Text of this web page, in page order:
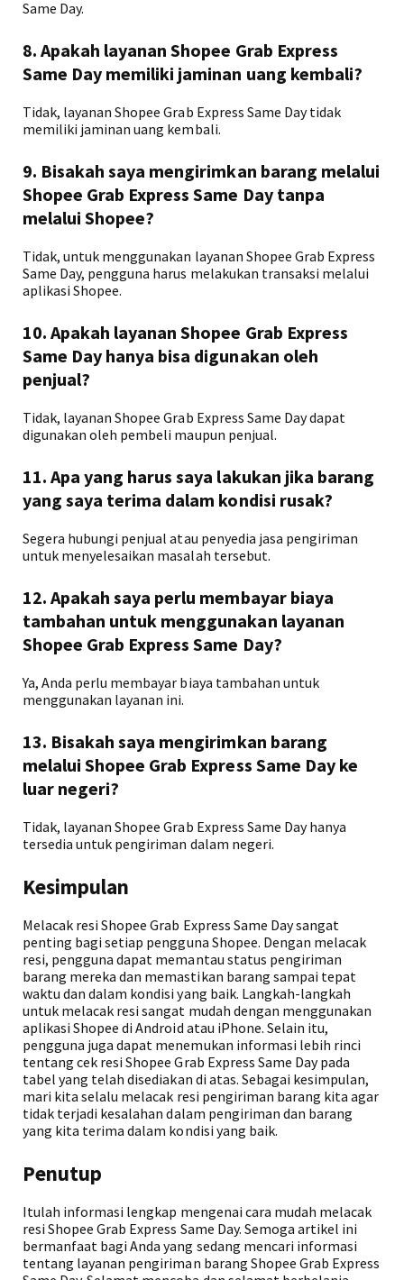
Same Day.
8. Apakah layanan Shopee Grab Express
Same Day memiliki jaminan uang kembali?
Tidak, layanan Shopee Grab Express Same Day tidak
memiliki jaminan uang kembali.
9. Bisakah saya mengirimkan barang melalui
Shopee Grab Express Same Day tanpa
melalui Shopee?
Tidak, untuk menggunakan layanan Shopee Grab Express
Same Day, pengguna harus melakukan transaksi melalui
aplikasi Shopee.
10. Apakah layanan Shopee Grab Express
Same Day hanya bisa digunakan oleh
penjual?
Tidak, layanan Shopee Grab Express Same Day dapat
digunakan oleh pembeli maupun penjual.
11. Apa yang harus saya lakukan jika barang
yang saya terima dalam kondisi rusak?
Segera hubungi penjual atau penyedia jasa pengiriman
untuk menyelesaikan masalah tersebut.
12. Apakah saya perlu membayar biaya
tambahan untuk menggunakan layanan
Shopee Grab Express Same Day?
Ya, Anda perlu membayar biaya tambahan untuk
menggunakan layanan ini.
13. Bisakah saya mengirimkan barang
melalui Shopee Grab Express Same Day ke
luar negeri?
Tidak, layanan Shopee Grab Express Same Day hanya
tersedia untuk pengiriman dalam negeri.
Kesimpulan
Melacak resi Shopee Grab Express Same Day sangat
penting bagi setiap pengguna Shopee. Dengan melacak
resi, pengguna dapat memantau status pengiriman
barang mereka dan memastikan barang sampai tepat
waktu dan dalam kondisi yang baik. Langkah-langkah
untuk melacak resi sangat mudah dengan menggunakan
aplikasi Shopee di Android atau iPhone. Selain itu,
pengguna juga dapat menemukan informasi lebih rinci
tentang cek resi Shopee Grab Express Same Day pada
tabel yang telah disediakan di atas. Sebagai kesimpulan,
mari kita selalu melacak resi pengiriman barang kita agar
tidak terjadi kesalahan dalam pengiriman dan barang
yang kita terima dalam kondisi yang baik.
Penutup
Itulah informasi lengkap mengenai cara mudah melacak
resi Shopee Grab Express Same Day. Semoga artikel ini
bermanfaat bagi Anda yang sedang mencari informasi
tentang layanan pengiriman barang Shopee Grab Express